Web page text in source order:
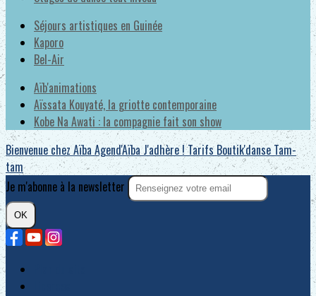
Séjours artistiques en Guinée
Kaporo
Bel-Air
Aïb'animations
Aïssata Kouyaté, la griotte contemporaine
Kobe Na Awati : la compagnie fait son show
Bienvenue chez Aïba Agend'Aïba J'adhère !Tarifs Boutik'danse Tam-
tam
Je m'abonne à la newsletter
OK